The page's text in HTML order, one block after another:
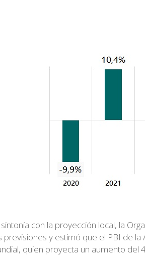
sintonía con la proyección local, la
previsiones y estimó que el PBI de
quien proyecta un aumento del